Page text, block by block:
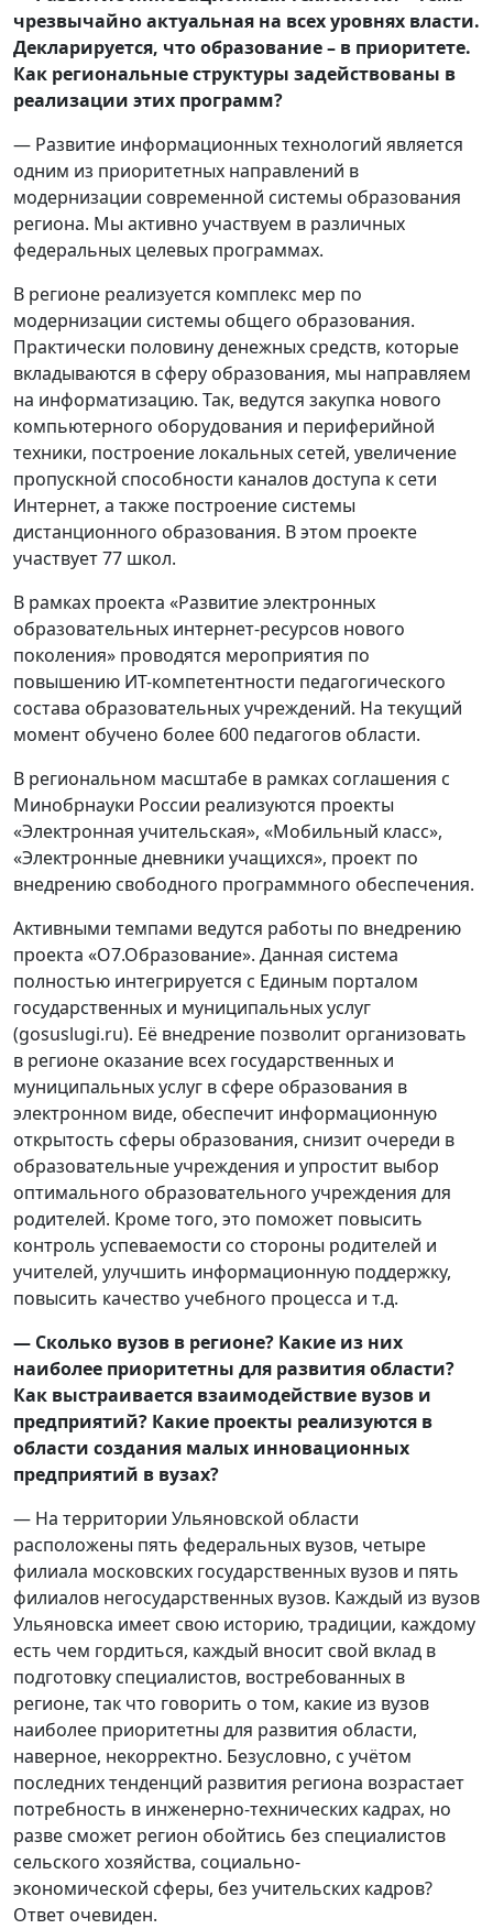
чрезвычайно актуальная на всех уровнях власти.
Декларируется, что образование – в приоритете.
Как региональные структуры задействованы в
реализации этих программ?
— Развитие информационных технологий является
одним из приоритетных направлений в
модернизации современной системы образования
региона. Мы активно участвуем в различных
федеральных целевых программах.
В регионе реализуется комплекс мер по
модернизации системы общего образования.
Практически половину денежных средств, которые
вкладываются в сферу образования, мы направляем
на информатизацию. Так, ведутся закупка нового
компьютерного оборудования и периферийной
техники, построение локальных сетей, увеличение
пропускной способности каналов доступа к сети
Интернет, а также построение системы
дистанционного образования. В этом проекте
участвует 77 школ.
В рамках проекта «Развитие электронных
образовательных интернет-ресурсов нового
поколения» проводятся мероприятия по
повышению ИТ-компетентности педагогического
состава образовательных учреждений. На текущий
момент обучено более 600 педагогов области.
В региональном масштабе в рамках соглашения с
Минобрнауки России реализуются проекты
«Электронная учительская», «Мобильный класс»,
«Электронные дневники учащихся», проект по
внедрению свободного программного обеспечения.
Активными темпами ведутся работы по внедрению
проекта «О7.Образование». Данная система
полностью интегрируется с Единым порталом
государственных и муниципальных услуг
(gosuslugi.ru). Её внедрение позволит организовать
в регионе оказание всех государственных и
муниципальных услуг в сфере образования в
электронном виде, обеспечит информационную
открытость сферы образования, снизит очереди в
образовательные учреждения и упростит выбор
оптимального образовательного учреждения для
родителей. Кроме того, это поможет повысить
контроль успеваемости со стороны родителей и
учителей, улучшить информационную поддержку,
повысить качество учебного процесса и т.д.
— Сколько вузов в регионе? Какие из них
наиболее приоритетны для развития области?
Как выстраивается взаимодействие вузов и
предприятий? Какие проекты реализуются в
области создания малых инновационных
предприятий в вузах?
— На территории Ульяновской области
расположены пять федеральных вузов, четыре
филиала московских государственных вузов и пять
филиалов негосударственных вузов. Каждый из вузов
Ульяновска имеет свою историю, традиции, каждому
есть чем гордиться, каждый вносит свой вклад в
подготовку специалистов, востребованных в
регионе, так что говорить о том, какие из вузов
наиболее приоритетны для развития области,
наверное, некорректно. Безусловно, с учётом
последних тенденций развития региона возрастает
потребность в инженерно-технических кадрах, но
разве сможет регион обойтись без специалистов
сельского хозяйства, социально-
экономической сферы, без учительских кадров?
Ответ очевиден.